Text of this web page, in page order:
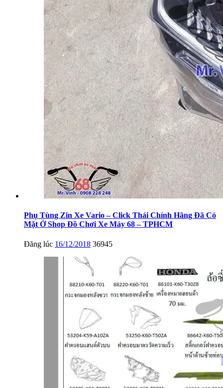
Phụ Tùng Zin Xe Vario – Click Thái Chính Hãng Đã Có
Mặt Ở Shop Đồ Chơi Xe Máy 68 – TPHCM
Đăng lúc 16/12/2018 36945